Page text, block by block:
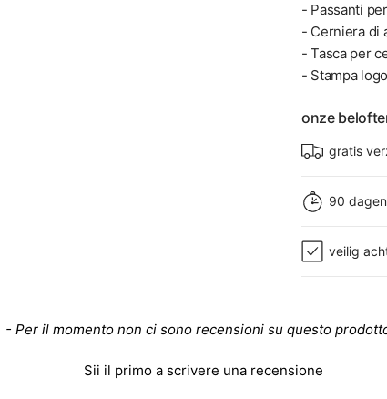
- Passanti
- Cerniera di
- Tasca per
- Stampa
onze
gratis
90
veilig
- Per il momento non ci sono recensioni su questo
Sii il primo a scrivere una recensione